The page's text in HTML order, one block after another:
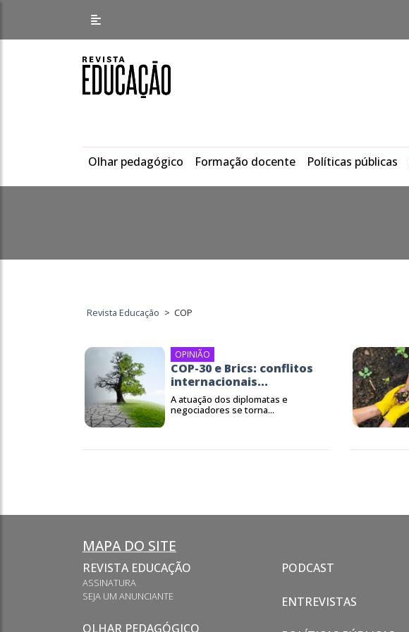
Olhar pedagógico Formação docente Políticas públicas
Revista Educação > COP
OPINIÃO
COP-30 e Brics: conflitos
internacionais...
A atuação dos diplomatas e
negociadores se torna...
MAPA DO SITE
REVISTA EDUCAÇÃO
ASSINATURA
SEJA UM ANUNCIANTE
OLHAR PEDAGÓGICO
PODCAST
ENTREVISTAS